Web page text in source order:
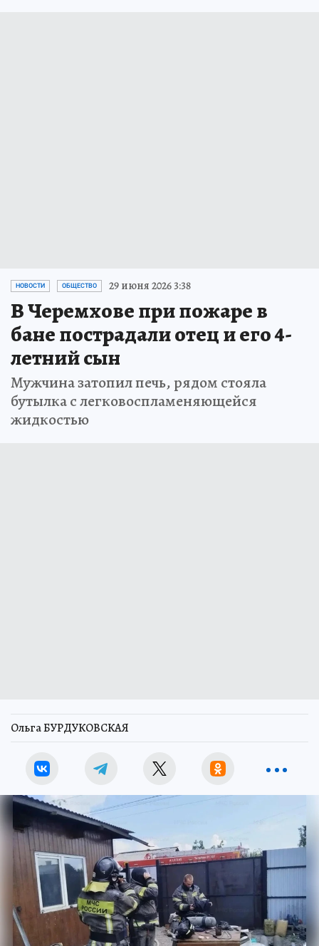
НОВОСТИ ОБЩЕСТВО 29 июня 2026 3:38
В Черемхове при пожаре в
бане пострадали отец и его 4-
летний сын
Мужчина затопил печь, рядом стояла
бутылка с легковоспламеняющейся
жидкостью
Ольга БУРДУКОВСКАЯ